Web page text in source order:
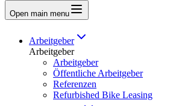
Open main menu
Arbeitgeber
Arbeitgeber
Arbeitgeber
Öffentliche Arbeitgeber
Referenzen
Refurbished Bike Leasing